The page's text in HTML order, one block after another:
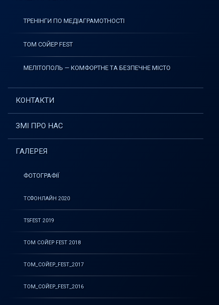
ТРЕНІНГИ ПО МЕДІАГРАМОТНОСТІ
ТОМ СОЙЕР FEST
МЕЛІТОПОЛЬ — КОМФОРТНЕ ТА БЕЗПЕЧНЕ МІСТО
КОНТАКТИ
ЗМІ ПРО НАС
ГАЛЕРЕЯ
ФОТОГРАФІЇ
ТСФОНЛАЙН 2020
TSFEST 2019
ТОМ СОЙЕР FEST 2018
ТОМ_СОЙЕР_FEST_2017
ТОМ_СОЙЕР_FEST_2016